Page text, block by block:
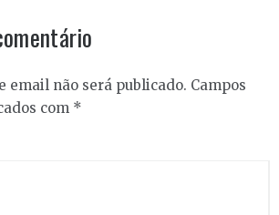
email não será publicado. Campos
com *